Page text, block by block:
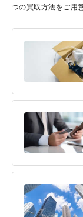
つの買取方法をご用